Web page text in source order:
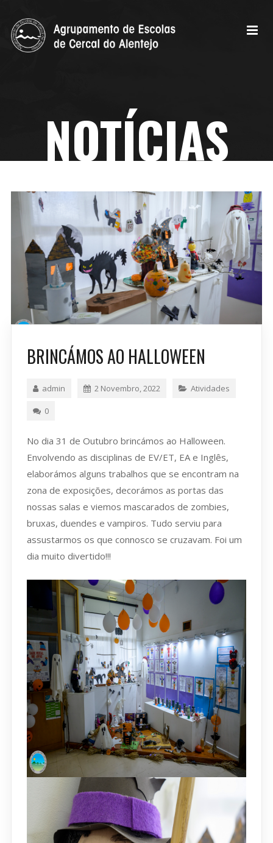
NOTÍCIAS
BRINCÁMOS AO HALLOWEEN
admin 2 Novembro, 2022 Atividades
0
No dia 31 de Outubro brincámos ao Halloween.
Envolvendo as disciplinas de EV/ET, EA e Inglês,
elaborámos alguns trabalhos que se encontram na
zona de exposições, decorámos as portas das
nossas salas e viemos mascarados de zombies,
bruxas, duendes e vampiros. Tudo serviu para
assustarmos os que connosco se cruzavam. Foi um
dia muito divertido!!!